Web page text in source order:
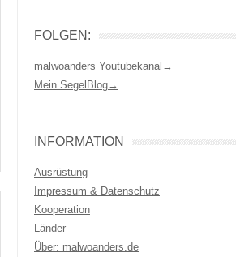
FOLGEN:
malwoanders Youtubekanal→
Mein SegelBlog→
INFORMATION
Ausrüstung
Impressum & Datenschutz
Kooperation
Länder
Über: malwoanders.de